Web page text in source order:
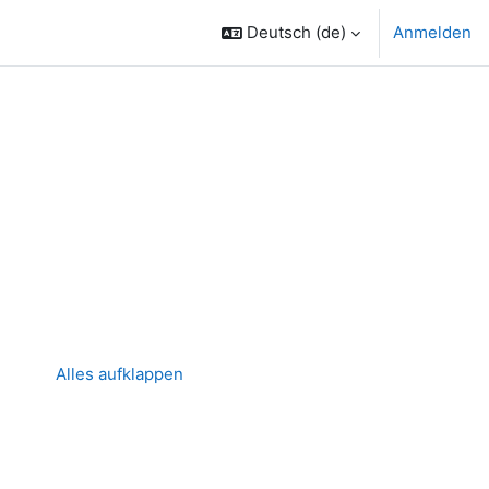
Deutsch ‎(de)‎ Anmelden
Alles aufklappen